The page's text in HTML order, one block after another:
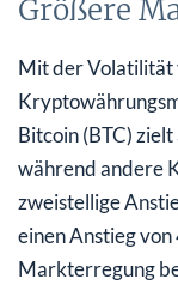
Größere
Mit der Volatilität
Bitcoin (BTC)
während andere
zweistellige
einen Anstieg
Markterregung